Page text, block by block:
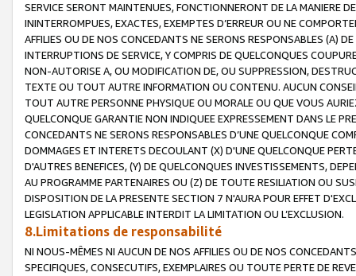
SERVICE SERONT MAINTENUES, FONCTIONNERONT DE LA MANIERE
ININTERROMPUES, EXACTES, EXEMPTES D’ERREUR OU NE
AFFILIES OU DE NOS CONCEDANTS NE SERONS RESPONSABLES (A)
INTERRUPTIONS DE SERVICE, Y COMPRIS DE QUELCONQUES
NON-AUTORISE A, OU MODIFICATION DE, OU SUPPRESSION,
TEXTE OU TOUT AUTRE INFORMATION OU CONTENU. AUCUN
TOUT AUTRE PERSONNE PHYSIQUE OU MORALE OU QUE VOUS
QUELCONQUE GARANTIE NON INDIQUEE EXPRESSEMENT DANS LE
CONCEDANTS NE SERONS RESPONSABLES D’UNE QUELCONQUE
DOMMAGES ET INTERETS DECOULANT (X) D'UNE QUELCONQUE
D'AUTRES BENEFICES, (Y) DE QUELCONQUES INVESTISSEMENTS,
AU PROGRAMME PARTENAIRES OU (Z) DE TOUTE RESILIATION OU
DISPOSITION DE LA PRESENTE SECTION 7 N'AURA POUR EFFET
LEGISLATION APPLICABLE INTERDIT LA LIMITATION OU L’EXCLUSION.
8.Limitations de responsabilité
NI NOUS-MÊMES NI AUCUN DE NOS AFFILIES OU DE NOS
SPECIFIQUES, CONSECUTIFS, EXEMPLAIRES OU TOUTE PERTE DE